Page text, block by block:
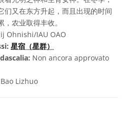
们又在东方升起，而且出现的时间
农业取得丰收。
Ohnishi/IAU OAO
星宿（星群）
Non ancora approvato
Bao Lizhuo